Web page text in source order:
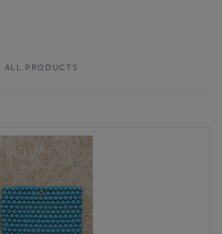
verkkokauppaan! Jos et löydä
laitathan viestiä info(a)tylli.fi.
Finland-tunnukset …
ALL PRODUCTS